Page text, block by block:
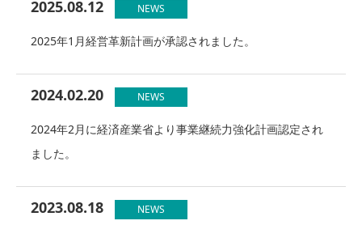
2025.08.12 NEWS
2025年1月経営革新計画が承認されました。
2024.02.20 NEWS
2024年2月に経済産業省より事業継続力強化計画認定され
ました。
2023.08.18 NEWS